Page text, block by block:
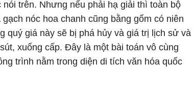
trên. Nhưng nếu phải hạ giải thì toàn bộ
nóc hoa chanh cũng bằng gốm có niên
quý giá này sẽ bị phá hủy và giá trị lịch sử và
xuống cấp. Đây là một bài toán vô cùng
trình nằm trong diện di tích văn hóa quốc